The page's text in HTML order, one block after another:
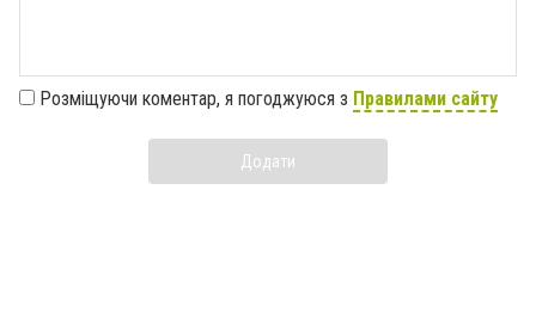
Розміщуючи коментар, я погоджуюся з Правилами сайту
Додати